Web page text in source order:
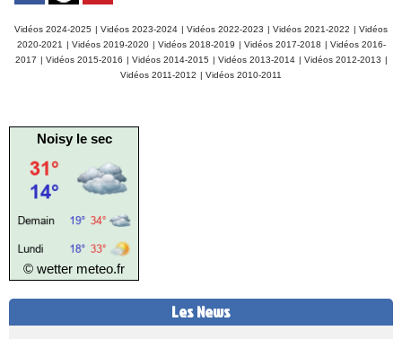
Vidéos 2024-2025 | Vidéos 2023-2024 | Vidéos 2022-2023 | Vidéos 2021-2022 | Vidéos
2020-2021 | Vidéos 2019-2020 | Vidéos 2018-2019 | Vidéos 2017-2018 | Vidéos 2016-
2017 | Vidéos 2015-2016 | Vidéos 2014-2015 | Vidéos 2013-2014 | Vidéos 2012-2013 |
Vidéos 2011-2012 | Vidéos 2010-2011
Noisy le sec
© wetter meteo.fr
Les News